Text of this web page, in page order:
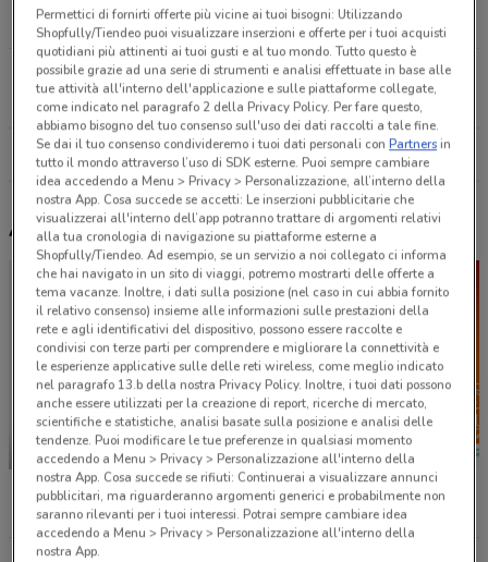
18.1 km
APERTO
Via Narni, 99 Terni
24.4 km
APERTO
Tutti i negozi Arcaplanet
Altri volantini nelle vicinanze
-1 GIORNO
Unieuro
-1 GIORNO
MD Conad
Permettici di fornirti offerte più vicine ai tuoi bisogni: Utilizzando
Shopfully/Tiendeo puoi visualizzare inserzioni e offerte per i tuoi acquisti
quotidiani più attinenti ai tuoi gusti e al tuo mondo. Tutto questo è
possibile grazie ad una serie di strumenti e analisi effettuate in base alle
tue attività all'interno dell'applicazione e sulle piattaforme collegate,
come indicato nel paragrafo 2 della Privacy Policy. Per fare questo,
abbiamo bisogno del tuo consenso sull'uso dei dati raccolti a tale fine.
Se dai il tuo consenso condivideremo i tuoi dati personali conPartnersin
tutto il mondo attraverso l’uso di SDK esterne. Puoi sempre cambiare
idea accedendo a Menu > Privacy > Personalizzazione, all’interno della
nostra App. Cosa succede se accetti: Le inserzioni pubblicitarie che
visualizzerai all'interno dell’app potranno trattare di argomenti relativi
alla tua cronologia di navigazione su piattaforme esterne a
Shopfully/Tiendeo. Ad esempio, se un servizio a noi collegato ci informa
che hai navigato in un sito di viaggi, potremo mostrarti delle offerte a
tema vacanze. Inoltre, i dati sulla posizione (nel caso in cui abbia fornito
il relativo consenso) insieme alle informazioni sulle prestazioni della
rete e agli identificativi del dispositivo, possono essere raccolte e
condivisi con terze parti per comprendere e migliorare la connettività e
le esperienze applicative sulle delle reti wireless, come meglio indicato
nel paragrafo 13.b della nostra Privacy Policy. Inoltre, i tuoi dati possono
anche essere utilizzati per la creazione di report, ricerche di mercato,
scientifiche e statistiche, analisi basate sulla posizione e analisi delle
tendenze. Puoi modificare le tue preferenze in qualsiasi momento
accedendo a Menu > Privacy > Personalizzazione all'interno della
nostra App. Cosa succede se rifiuti: Continuerai a visualizzare annunci
pubblicitari, ma riguarderanno argomenti generici e probabilmente non
saranno rilevanti per i tuoi interessi. Potrai sempre cambiare idea
accedendo a Menu > Privacy > Personalizzazione all'interno della
nostra App.